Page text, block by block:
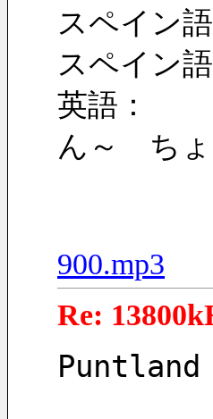
スペイン
スペイン
英語：
ん～　ち
900.mp3
Re:
Puntland